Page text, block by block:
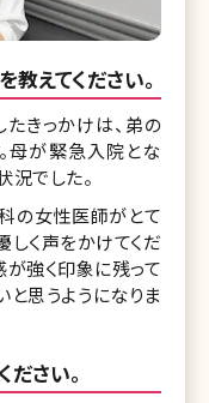
えてください。
きっかけは、弟の
母が緊急入院とな
況でした。
の女性医師がとて
しく声をかけてくだ
が強く印象に残って
と思うようになりま
さい。